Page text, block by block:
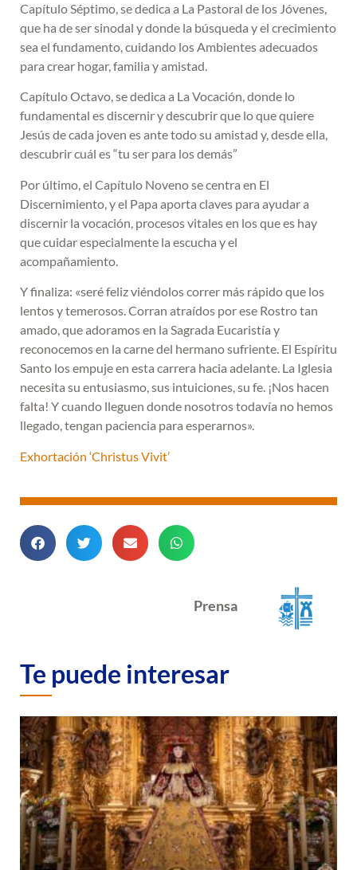
Capítulo Séptimo, se dedica a La Pastoral de los Jóvenes,
que ha de ser sinodal y donde la búsqueda y el crecimiento
sea el fundamento, cuidando los Ambientes adecuados
para crear hogar, familia y amistad.
Capítulo Octavo, se dedica a La Vocación, donde lo
fundamental es discernir y descubrir que lo que quiere
Jesús de cada joven es ante todo su amistad y, desde ella,
descubrir cuál es “tu ser para los demás”
Por último, el Capítulo Noveno se centra en El
Discernimiento, y el Papa aporta claves para ayudar a
discernir la vocación, procesos vitales en los que es hay
que cuidar especialmente la escucha y el
acompañamiento.
Y finaliza: «seré feliz viéndolos correr más rápido que los
lentos y temerosos. Corran atraídos por ese Rostro tan
amado, que adoramos en la Sagrada Eucaristía y
reconocemos en la carne del hermano sufriente. El Espíritu
Santo los empuje en esta carrera hacia adelante. La Iglesia
necesita su entusiasmo, sus intuiciones, su fe. ¡Nos hacen
falta! Y cuando lleguen donde nosotros todavía no hemos
llegado, tengan paciencia para esperarnos».
Exhortación ‘Christus Vivit’
Prensa
Te puede interesar